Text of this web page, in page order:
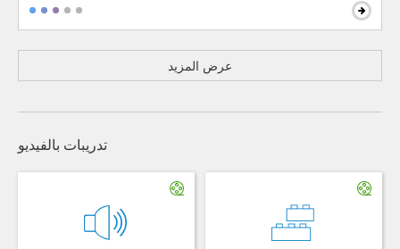
عرض المزيد
تدريبات بالفيديو